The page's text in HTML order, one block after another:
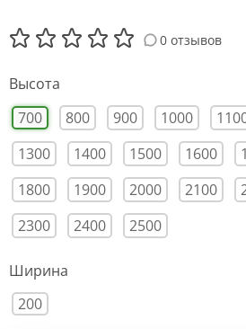
0 отзывов
Высота
700
800 900 1000
1300
1400 1500 1600
1800
1900 2000 2100
2300
2400 2500
Ширина
200